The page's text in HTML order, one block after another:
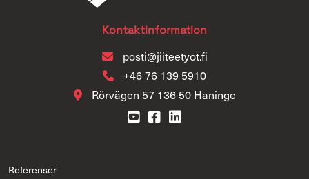
Kontaktinformation
posti@jiiteetyot.fi
+46 76 139 5910
Rörvägen 57 136 50 Haninge
Referenser